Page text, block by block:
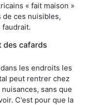
« fait maison »
ces nuisibles,
faudrait.
des cafards
les endroits les
peut rentrer chez
sans que
C'est pour que la